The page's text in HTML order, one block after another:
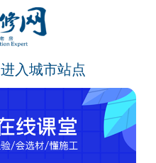
进入城市站点